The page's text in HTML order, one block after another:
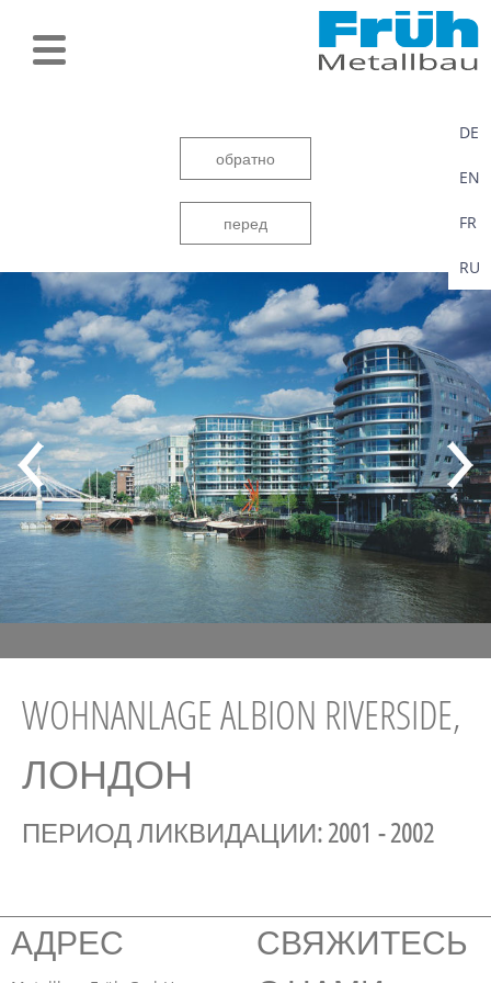
DE
EN
FR
RU
обратно
перед
WOHNANLAGE ALBION RIVERSIDE,
ЛОНДОН
ПЕРИОД ЛИКВИДАЦИИ: 2001 - 2002
АДРЕС
СВЯЖИТЕСЬ